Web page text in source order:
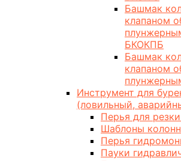
Башмак
клапаном
БКОКПБ
Башмак
клапаном
Инструмент для
(ловильный,
Перья для
Шаблоны
Перья
Пауки